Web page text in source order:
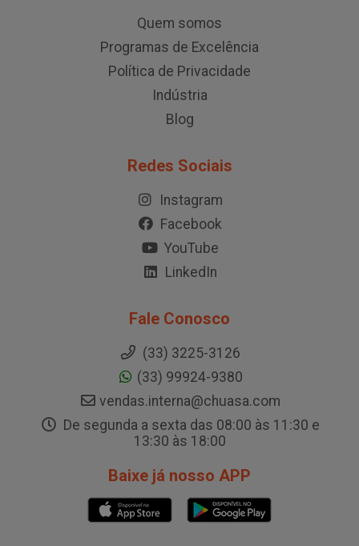
Quem somos
Programas de Excelência
Política de Privacidade
Indústria
Blog
Redes Sociais
Instagram
Facebook
YouTube
LinkedIn
Fale Conosco
(33) 3225-3126
(33) 99924-9380
vendas.interna@chuasa.com
De segunda a sexta das 08:00 às 11:30 e
13:30 às 18:00
Baixe já nosso APP